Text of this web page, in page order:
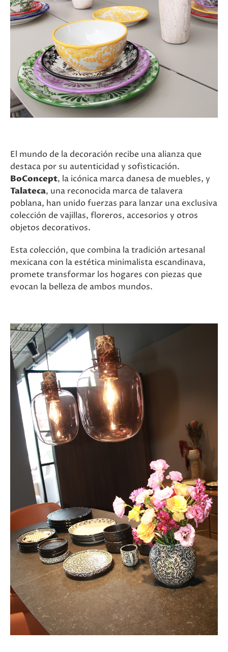
El mundo de la decoración recibe una alianza que
destaca por su autenticidad y sofisticación.
BoConcept, la icónica marca danesa de muebles, y
Talateca, una reconocida marca de talavera
poblana, han unido fuerzas para lanzar una exclusiva
colección de vajillas, floreros, accesorios y otros
objetos decorativos.
Esta colección, que combina la tradición artesanal
mexicana con la estética minimalista escandinava,
promete transformar los hogares con piezas que
evocan la belleza de ambos mundos.